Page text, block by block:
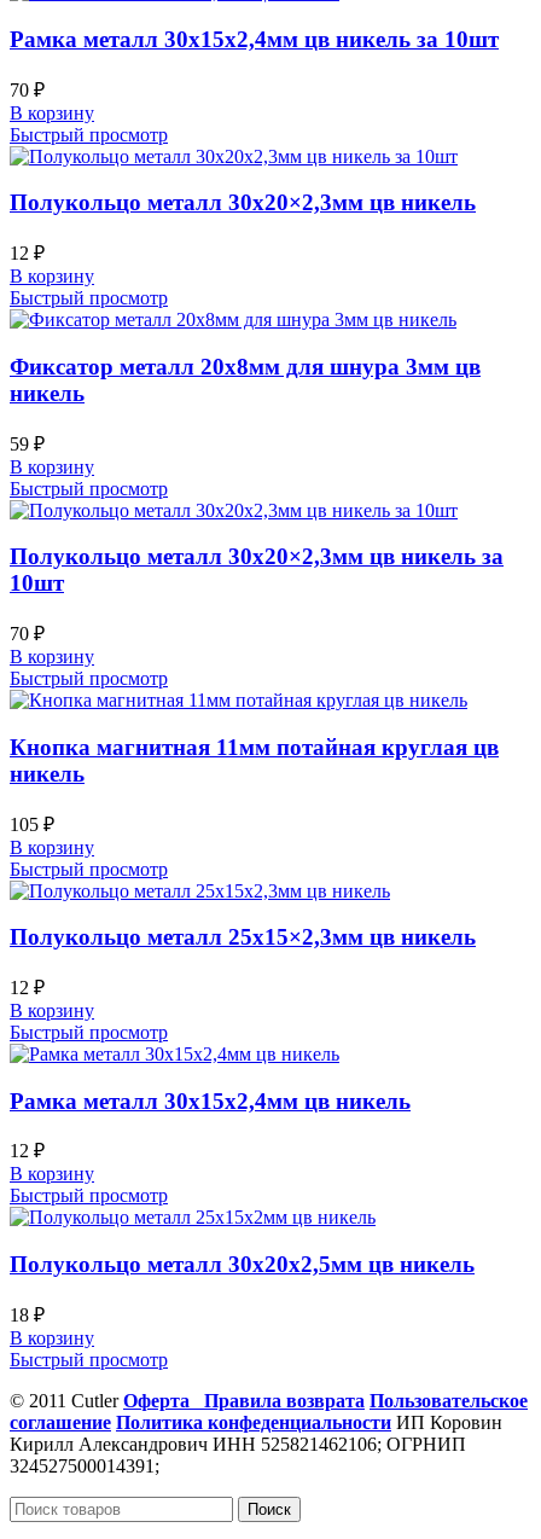
Рамка металл 30х15х2,4мм цв никель за 10шт
70 ₽
В корзину
Быстрый просмотр
Полукольцо металл 30х20×2,3мм цв никель
12 ₽
В корзину
Быстрый просмотр
Фиксатор металл 20х8мм для шнура 3мм цв
никель
59 ₽
В корзину
Быстрый просмотр
Полукольцо металл 30х20×2,3мм цв никель за
10шт
70 ₽
В корзину
Быстрый просмотр
Кнопка магнитная 11мм потайная круглая цв
никель
105 ₽
В корзину
Быстрый просмотр
Полукольцо металл 25х15×2,3мм цв никель
12 ₽
В корзину
Быстрый просмотр
Рамка металл 30х15х2,4мм цв никель
12 ₽
В корзину
Быстрый просмотр
Полукольцо металл 30х20х2,5мм цв никель
18 ₽
В корзину
Быстрый просмотр
© 2011 CutlerОферта Правила возврата Пользовательское
соглашение Политика конфеденциальности ИП Коровин
Кирилл Александрович ИНН 525821462106; ОГРНИП
324527500014391;
Поиск